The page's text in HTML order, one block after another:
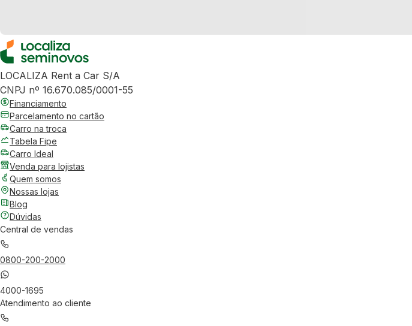
LOCALIZA Rent a Car S/A
CNPJ nº 16.670.085/0001-55
Financiamento
Parcelamento no cartão
Carro na troca
Tabela Fipe
Carro Ideal
Venda para lojistas
Quem somos
Nossas lojas
Blog
Dúvidas
Central de vendas
0800-200-2000
4000-1695
Atendimento ao cliente